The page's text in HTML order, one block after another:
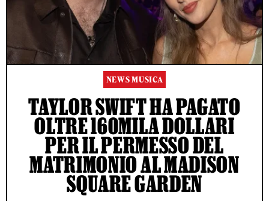
NEWS MUSICA
TAYLOR SWIFT HA PAGATO
OLTRE 160MILA DOLLARI
PER IL PERMESSO DEL
MATRIMONIO AL MADISON
SQUARE GARDEN